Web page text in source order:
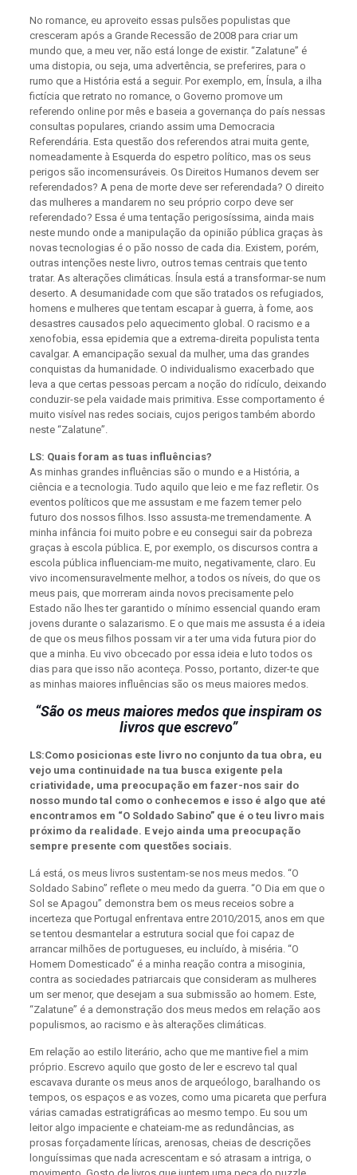
No romance, eu aproveito essas pulsões populistas que
cresceram após a Grande Recessão de 2008 para criar um
mundo que, a meu ver, não está longe de existir. “Zalatune” é
uma distopia, ou seja, uma advertência, se preferires, para o
rumo que a História está a seguir. Por exemplo, em, Ínsula, a ilha
fictícia que retrato no romance, o Governo promove um
referendo online por mês e baseia a governança do país nessas
consultas populares, criando assim uma Democracia
Referendária. Esta questão dos referendos atrai muita gente,
nomeadamente à Esquerda do espetro político, mas os seus
perigos são incomensuráveis. Os Direitos Humanos devem ser
referendados? A pena de morte deve ser referendada? O direito
das mulheres a mandarem no seu próprio corpo deve ser
referendado? Essa é uma tentação perigosíssima, ainda mais
neste mundo onde a manipulação da opinião pública graças às
novas tecnologias é o pão nosso de cada dia. Existem, porém,
outras intenções neste livro, outros temas centrais que tento
tratar. As alterações climáticas. Ínsula está a transformar-se num
deserto. A desumanidade com que são tratados os refugiados,
homens e mulheres que tentam escapar à guerra, à fome, aos
desastres causados pelo aquecimento global. O racismo e a
xenofobia, essa epidemia que a extrema-direita populista tenta
cavalgar. A emancipação sexual da mulher, uma das grandes
conquistas da humanidade. O individualismo exacerbado que
leva a que certas pessoas percam a noção do ridículo, deixando
conduzir-se pela vaidade mais primitiva. Esse comportamento é
muito visível nas redes sociais, cujos perigos também abordo
neste “Zalatune”.
LS: Quais foram as tuas influências?
As minhas grandes influências são o mundo e a História, a
ciência e a tecnologia. Tudo aquilo que leio e me faz refletir. Os
eventos políticos que me assustam e me fazem temer pelo
futuro dos nossos filhos. Isso assusta-me tremendamente. A
minha infância foi muito pobre e eu consegui sair da pobreza
graças à escola pública. E, por exemplo, os discursos contra a
escola pública influenciam-me muito, negativamente, claro. Eu
vivo incomensuravelmente melhor, a todos os níveis, do que os
meus pais, que morreram ainda novos precisamente pelo
Estado não lhes ter garantido o mínimo essencial quando eram
jovens durante o salazarismo. E o que mais me assusta é a ideia
de que os meus filhos possam vir a ter uma vida futura pior do
que a minha. Eu vivo obcecado por essa ideia e luto todos os
dias para que isso não aconteça. Posso, portanto, dizer-te que
as minhas maiores influências são os meus maiores medos.
“São os meus maiores medos que inspiram os
livros que escrevo”
LS:Como posicionas este livro no conjunto da tua obra, eu
vejo uma continuidade na tua busca exigente pela
criatividade, uma preocupação em fazer-nos sair do
nosso mundo tal como o conhecemos e isso é algo que até
encontramos em “O Soldado Sabino” que é o teu livro mais
próximo da realidade. E vejo ainda uma preocupação
sempre presente com questões sociais.
Lá está, os meus livros sustentam-se nos meus medos. “O
Soldado Sabino” reflete o meu medo da guerra. “O Dia em que o
Sol se Apagou” demonstra bem os meus receios sobre a
incerteza que Portugal enfrentava entre 2010/2015, anos em que
se tentou desmantelar a estrutura social que foi capaz de
arrancar milhões de portugueses, eu incluído, à miséria. “O
Homem Domesticado” é a minha reação contra a misoginia,
contra as sociedades patriarcais que consideram as mulheres
um ser menor, que desejam a sua submissão ao homem. Este,
“Zalatune” é a demonstração dos meus medos em relação aos
populismos, ao racismo e às alterações climáticas.
Em relação ao estilo literário, acho que me mantive fiel a mim
próprio. Escrevo aquilo que gosto de ler e escrevo tal qual
escavava durante os meus anos de arqueólogo, baralhando os
tempos, os espaços e as vozes, como uma picareta que perfura
várias camadas estratigráficas ao mesmo tempo. Eu sou um
leitor algo impaciente e chateiam-me as redundâncias, as
prosas forçadamente líricas, arenosas, cheias de descrições
longuíssimas que nada acrescentam e só atrasam a intriga, o